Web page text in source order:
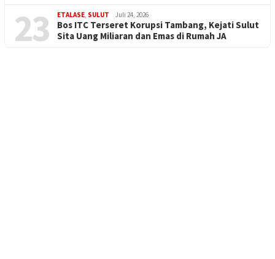
23 ETALASE SULUT Juli 24, 2026
Bos ITC Terseret Korupsi Tambang, Kejati Sulut
Sita Uang Miliaran dan Emas di Rumah JA